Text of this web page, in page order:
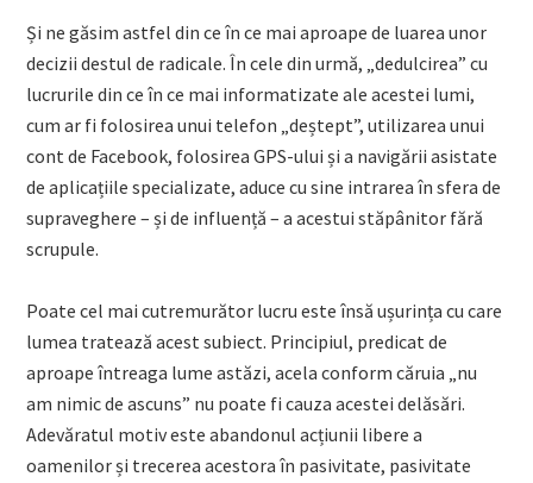
Și ne găsim astfel din ce în ce mai aproape de luarea unor
decizii destul de radicale. În cele din urmă, „dedulcirea” cu
lucrurile din ce în ce mai informatizate ale acestei lumi,
cum ar fi folosirea unui telefon „deștept”, utilizarea unui
cont de Facebook, folosirea GPS-ului și a navigării asistate
de aplicațiile specializate, aduce cu sine intrarea în sfera de
supraveghere – și de influență – a acestui stăpânitor fără
scrupule.
Poate cel mai cutremurător lucru este însă ușurința cu care
lumea tratează acest subiect. Principiul, predicat de
aproape întreaga lume astăzi, acela conform căruia „nu
am nimic de ascuns” nu poate fi cauza acestei delăsări.
Adevăratul motiv este abandonul acțiunii libere a
oamenilor și trecerea acestora în pasivitate, pasivitate